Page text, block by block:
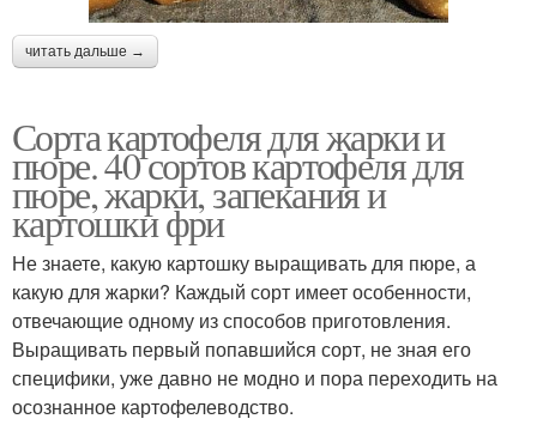
читать дальше →
Сорта картофеля для жарки и
пюре. 40 сортов картофеля для
пюре, жарки, запекания и
картошки фри
Не знаете, какую картошку выращивать для пюре, а
какую для жарки? Каждый сорт имеет особенности,
отвечающие одному из способов приготовления.
Выращивать первый попавшийся сорт, не зная его
специфики, уже давно не модно и пора переходить на
осознанное картофелеводство.